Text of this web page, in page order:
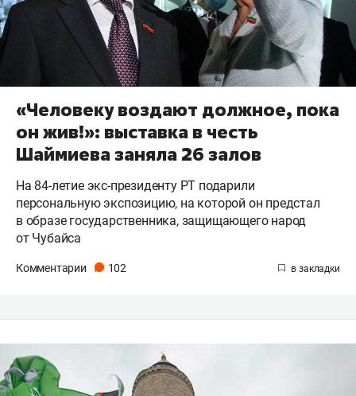
«Человеку воздают должное, пока
он жив!»: выставка в честь
Шаймиева заняла 26 залов
На 84-летие экс-президенту РТ подарили
персональную экспозицию, на которой он предстал
в образе государственника, защищающего народ
от Чубайса
Комментарии 102